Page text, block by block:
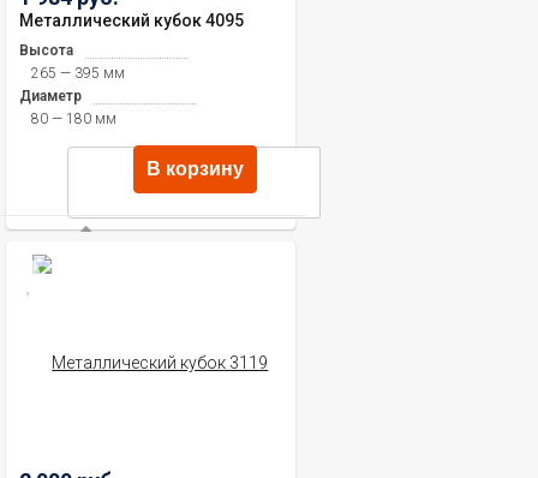
Металлический кубок 4095
Высота
265 — 395 мм
Диаметр
80 — 180 мм
В корзину